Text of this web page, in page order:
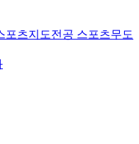
포츠지도전공 스포츠무도